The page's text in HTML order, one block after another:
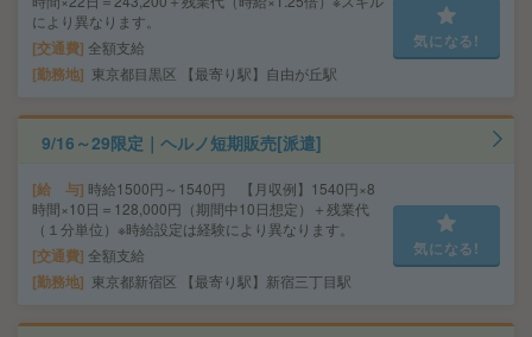
により異なります。
交通費 全額支給
勤務地 東京都目黒区 【最寄り駅】自由が丘駅
気になる!
9/16～29限定｜ヘルノ短期販売[派遣]
給 与 時給1500円～1540円 【月収例】1540円×8
時間×10日＝128,000円（期間中10日想定）＋残業代
（１分単位）※時給設定は経験により異なります。
交通費 全額支給
勤務地 東京都新宿区 【最寄り駅】新宿三丁目駅
気になる!